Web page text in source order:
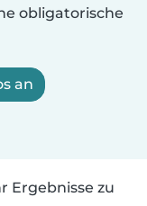
obligatorische
an
Ergebnisse zu